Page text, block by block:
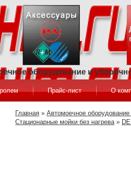
оборудование и
Прайс-лист О
Главная » Автомоечное
Стационарные мойки без нагрева»